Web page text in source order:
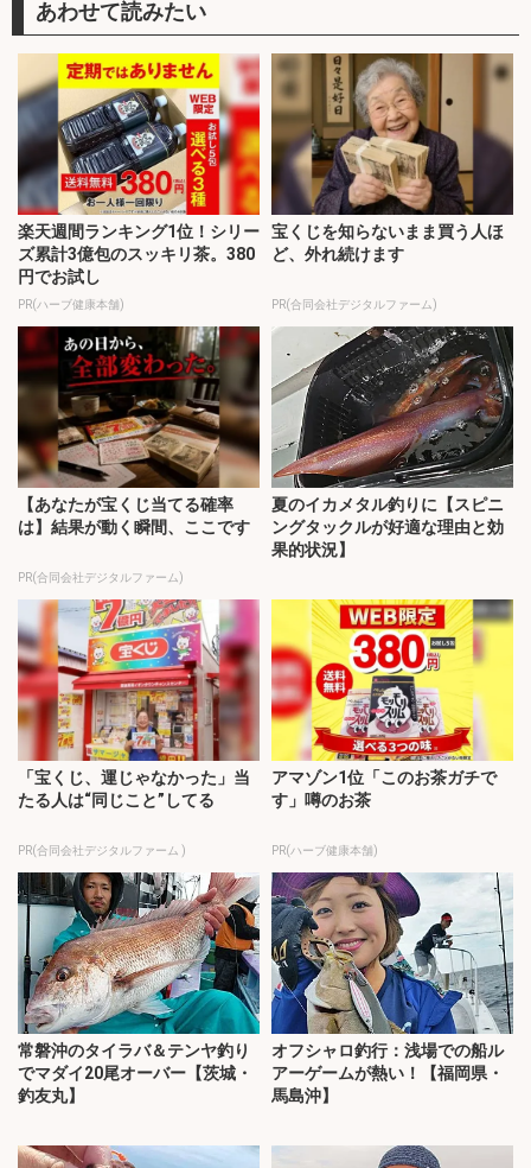
楽天週間ランキング1位！シリー
ズ累計3億包のスッキリ茶。380
円でお試し
PR(ハーブ健康本舗)
宝くじを知らないまま買う人ほ
ど、外れ続けます
PR(合同会社デジタルファーム)
【あなたが宝くじ当てる確率
は】結果が動く瞬間、ここです
PR(合同会社デジタルファーム)
夏のイカメタル釣りに【スピニ
ングタックルが好適な理由と効
果的状況】
「宝くじ、運じゃなかった」当
たる人は“同じこと”してる
PR(合同会社デジタルファーム )
アマゾン1位「このお茶ガチで
す」噂のお茶
PR(ハーブ健康本舗)
常磐沖のタイラバ＆テンヤ釣り
でマダイ20尾オーバー【茨城・
釣友丸】
オフシャロ釣行：浅場での船ル
アーゲームが熱い！【福岡県・
馬島沖】